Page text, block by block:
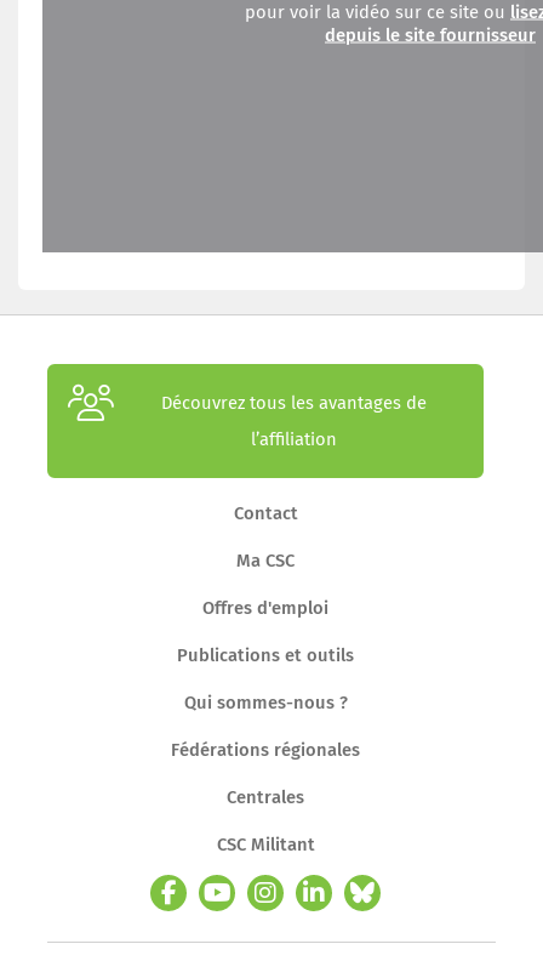
pour voir la vidéo sur ce site ou
depuis le site fournisseur
Découvrez tous les avantages de
l’affiliation
Contact
Ma CSC
Offres d'emploi
Publications et outils
Qui sommes-nous ?
Fédérations régionales
Centrales
CSC Militant